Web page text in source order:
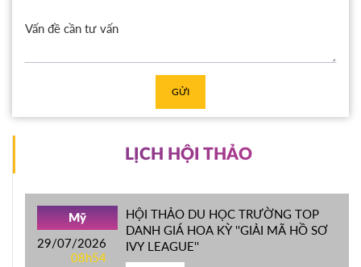
GỬI
LỊCH HỘI THẢO
Mỹ
29/07/2026
08h54
HỘI THẢO DU HỌC TRƯỜNG TOP
DANH GIÁ HOA KỲ ''GIẢI MÃ HỒ SƠ
IVY LEAGUE''